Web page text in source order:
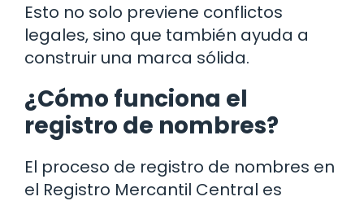
Esto no solo previene conflictos
legales, sino que también ayuda a
construir una marca sólida.
¿Cómo funciona el
registro de nombres?
El proceso de registro de nombres en
el Registro Mercantil Central es